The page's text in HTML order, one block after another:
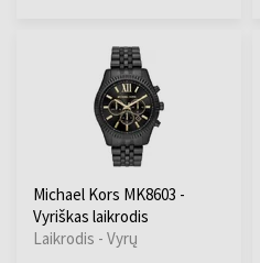
Michael Kors MK8603 -
Vyriškas laikrodis
Laikrodis - Vyrų